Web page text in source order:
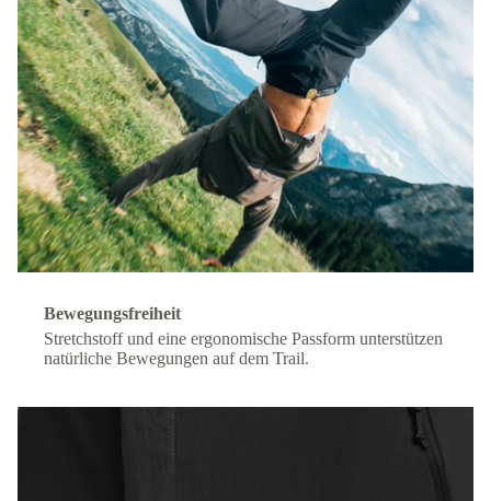
Bewegungsfreiheit
Stretchstoff und eine ergonomische Passform unterstützen
natürliche Bewegungen auf dem Trail.